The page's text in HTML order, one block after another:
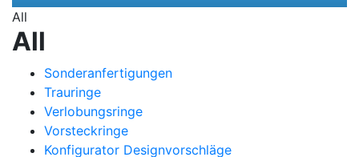
All
All
Sonderanfertigungen
Trauringe
Verlobungsringe
Vorsteckringe
Konfigurator Designvorschläge